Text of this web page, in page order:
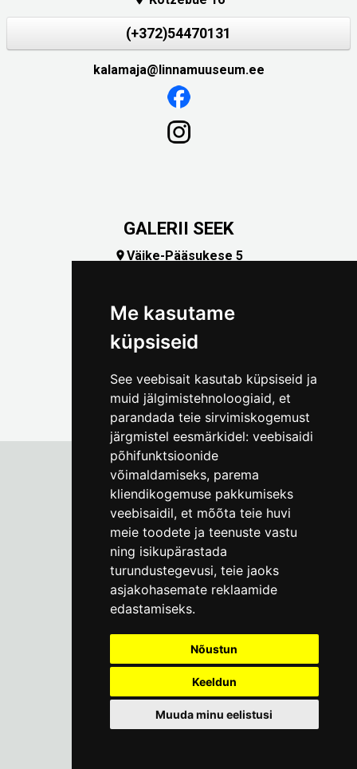
Me kasutame
küpsiseid
See veebisait kasutab küpsiseid ja
muid jälgimistehnoloogiaid, et
parandada teie sirvimiskogemust
järgmistel eesmärkidel: veebisaidi
põhifunktsioonide
võimaldamiseks, parema
kliendikogemuse pakkumiseks
veebisaidil, et mõõta teie huvi
meie toodete ja teenuste vastu
ning isikupärastada
turundustegevusi, teie jaoks
asjakohasemate reklaamide
edastamiseks.
Nõustun
Keeldun
Muuda minu eelistusi
(+372)54470131
kalamaja@linnamuuseum.ee
GALERII SEEK
Väike-Pääsukese 5
Tallinna Linnamuuseum
Vene 17
E-R kell 9-17(+372) 610 4178
info@linnamuuseum.ee
Küpsisepoliitika